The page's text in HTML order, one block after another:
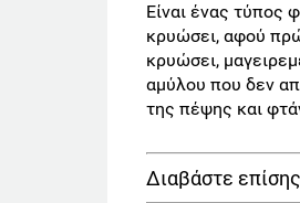
Είναι ένας τύπος
κρυώσει, αφού
κρυώσει,
αμύλου που δεν
της πέψης και
Διαβάστε